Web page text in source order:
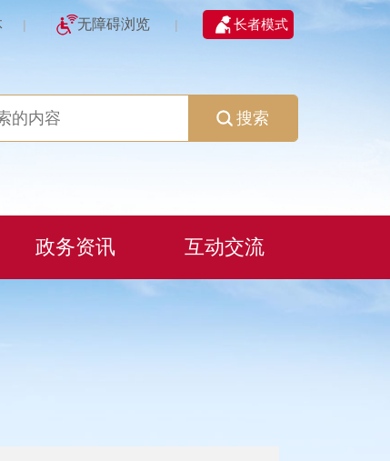
| 无障碍浏览 | 长者模式
搜索
政务资讯 互动交流